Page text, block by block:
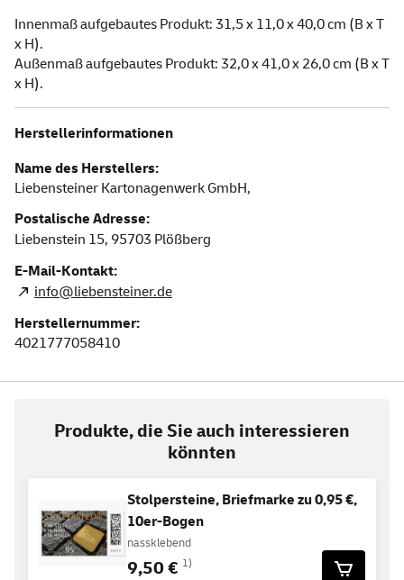
Innenmaß aufgebautes Produkt: 31,5 x 11,0 x 40,0 cm (B x T
x H).
Außenmaß aufgebautes Produkt: 32,0 x 41,0 x 26,0 cm (B x T
x H).
Herstellerinformationen
Name des Herstellers:
Liebensteiner Kartonagenwerk GmbH,
Postalische Adresse:
Liebenstein 15, 95703 Plößberg
E-Mail-Kontakt:
info@liebensteiner.de
Herstellernummer:
4021777058410
Produkte, die Sie auch interessieren
könnten
Stolpersteine, Briefmarke zu 0,95 €,
10er-Bogen
nassklebend
9,50 € 1)